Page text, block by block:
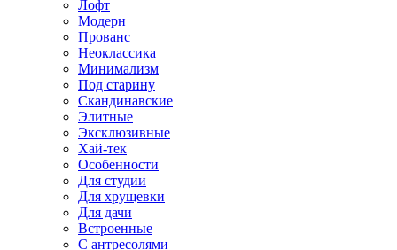
Лофт
Модерн
Прованс
Неоклассика
Минимализм
Под старину
Скандинавские
Элитные
Эксклюзивные
Хай-тек
Особенности
Для студии
Для хрущевки
Для дачи
Встроенные
С антресолями